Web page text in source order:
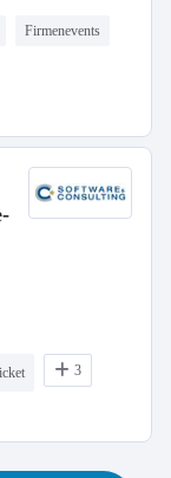
Firmenevents
3